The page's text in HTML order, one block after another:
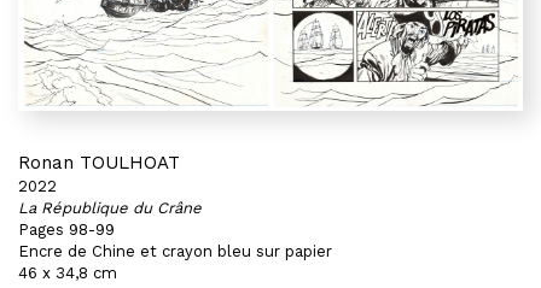
Ronan TOULHOAT
2022
La République du Crâne
Pages 98-99
Encre de Chine et crayon bleu sur papier
46 x 34,8 cm